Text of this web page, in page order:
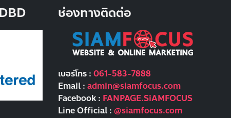
ช่องทางติดต่อ
เบอร์โทร : 061-583-7888
Email : admin@siamfocus.com
Facebook : FANPAGE.SiAMFOCUS
Line Official : @siamfocus.com